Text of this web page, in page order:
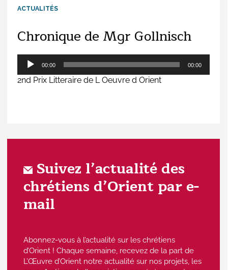
ACTUALITÉS
Chronique de Mgr Gollnisch
Lecteur
audio
00:00 00:00
2nd Prix Litteraire de L Oeuvre d Orient
Suivez l’actualité des
chrétiens d’Orient par e-
mail
Abonnez-vous à l’actualité sur les chrétiens
d’Orient ! Chaque semaine, recevez de la part de
L’Œuvre d’Orient notre actualité sur nos projets, les